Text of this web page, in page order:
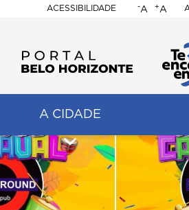
ACESSIBILIDADE
BELO
-A +A
A CIDADE